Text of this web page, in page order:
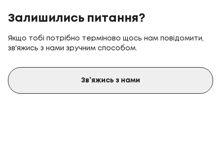
Залишились питання?
Якщо тобі потрібно терміново щось нам повідомити,
зв'яжись з нами зручним способом.
Зв’яжись з нами